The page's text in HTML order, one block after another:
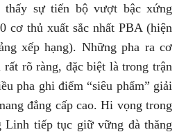
thấy sự tiến bộ vượt bậc xứng
cơ thủ xuất sắc nhất PBA (hiện
xếp hạng). Những pha ra cơ
rất rõ ràng, đặc biệt là trong trận
pha ghi điểm “siêu phẩm” giải
đẳng cấp cao. Hi vọng trong
tiếp tục giữ vững đà thăng